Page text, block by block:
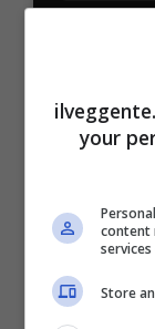
your
content
Store